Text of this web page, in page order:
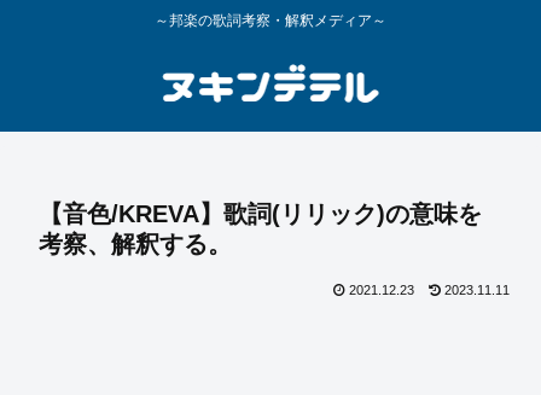
～邦楽の歌詞考察・解釈メディア～
【音色/KREVA】歌詞(リリック)の意味を
考察、解釈する。
2021.12.23 2023.11.11